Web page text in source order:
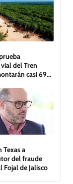
del Tren
casi 69
Texas a
del fraude
de Jalisco